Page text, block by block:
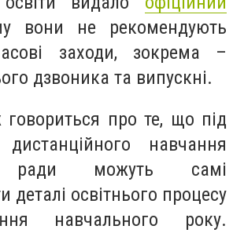
вони не рекомендують
заходи, зокрема –
дзвоника та випускні.
говориться про те, що під
навчання
ради можуть самі
деталі освітнього процесу
навчального року.